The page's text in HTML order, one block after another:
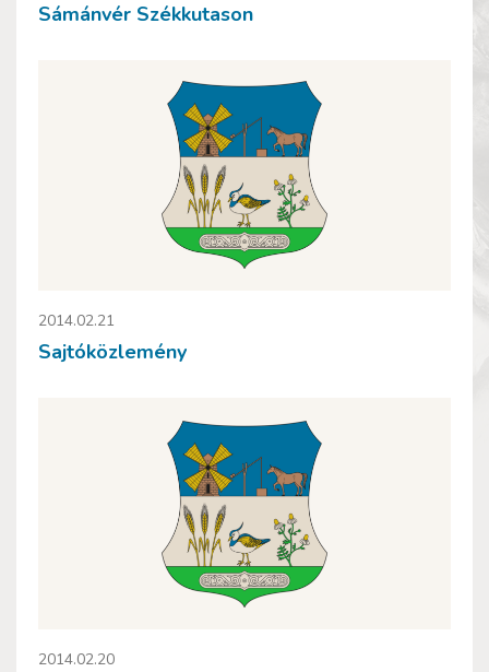
Sámánvér Székkutason
2014.02.21
Sajtóközlemény
2014.02.20